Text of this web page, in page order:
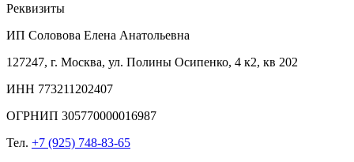
Реквизиты
ИП Соловова Елена Анатольевна
127247, г. Москва, ул. Полины Осипенко, 4 к2, кв 202
ИНН 773211202407
ОГРНИП 305770000016987
Тел. +7 (925) 748-83-65